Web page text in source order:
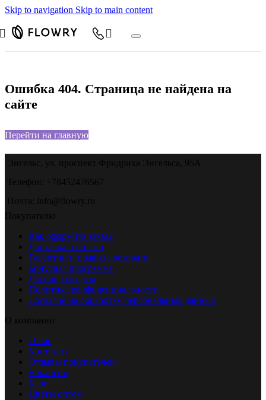
Skip to navigation Skip to main content
Ошибка 404. Страница не найдена на
сайте
Перейти на главную
Энгельс, ул. проспект Фридриха Энгельса, 95А
Телефон: +78452476567
Почта: info@flowry.ru
Покупателю
Как оформить заказ?
Доставка и оплата
Гарантии и правила возврата
Бонусная программа
Договор оферты
Политика конфиденциальности
Согласие на обработку персональных данных
О компании
О нас
Контакты
Отзывы покупателей
Вакансии
Блог
Цветы оптом